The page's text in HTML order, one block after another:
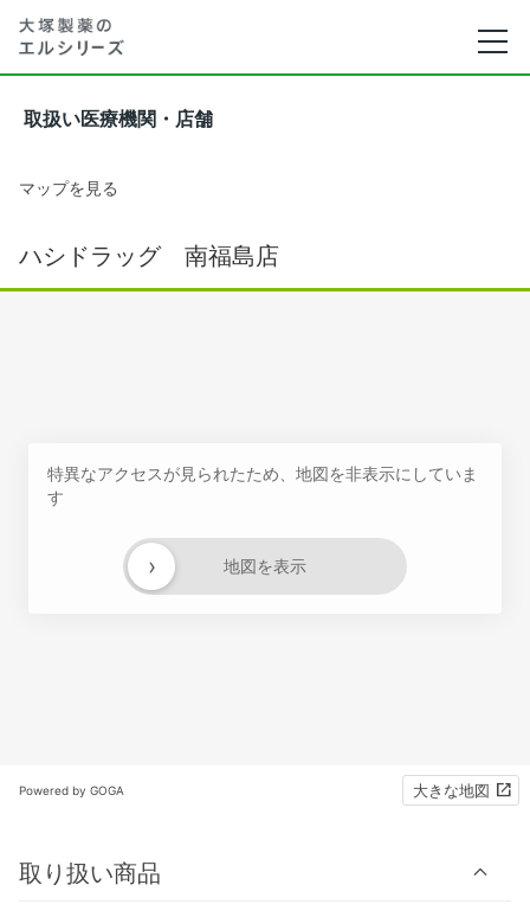
取扱い医療機関・店舗
マップを見る
ハシドラッグ 南福島店
特異なアクセスが見られたため、地図を非表示にしていま
す
地図を表示
›
Powered by GOGA 大きな地図
取り扱い商品